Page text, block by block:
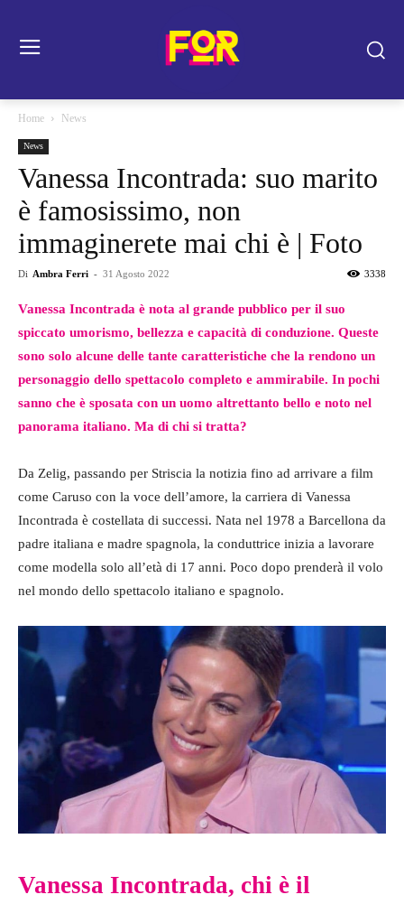
Home News
News
Vanessa Incontrada: suo marito
è famosissimo, non
immaginerete mai chi è | Foto
Di Ambra Ferri - 31 Agosto 2022 3338
Vanessa Incontrada è nota al grande pubblico per il suo
spiccato umorismo, bellezza e capacità di conduzione. Queste
sono solo alcune delle tante caratteristiche che la rendono un
personaggio dello spettacolo completo e ammirabile. In pochi
sanno che è sposata con un uomo altrettanto bello e noto nel
panorama italiano. Ma di chi si tratta?
Da Zelig, passando per Striscia la notizia fino ad arrivare a film
come Caruso con la voce dell’amore, la carriera di Vanessa
Incontrada è costellata di successi. Nata nel 1978 a Barcellona da
padre italiana e madre spagnola, la conduttrice inizia a lavorare
come modella solo all’età di 17 anni. Poco dopo prenderà il volo
nel mondo dello spettacolo italiano e spagnolo.
Vanessa Incontrada, chi è il